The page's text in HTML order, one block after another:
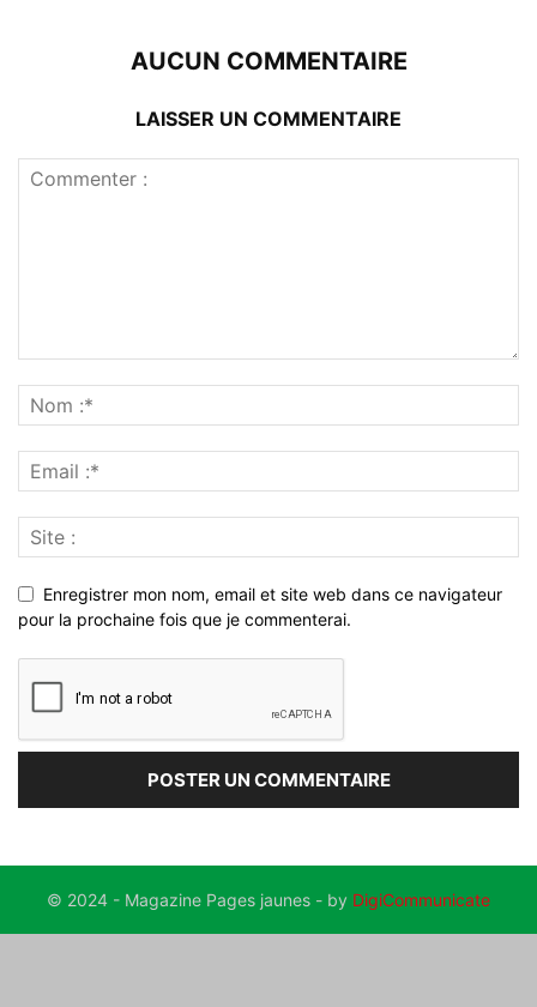
AUCUN COMMENTAIRE
LAISSER UN COMMENTAIRE
Enregistrer mon nom, email et site web dans ce navigateur
pour la prochaine fois que je commenterai.
© 2024 - Magazine Pages jaunes - by DigiCommunicate